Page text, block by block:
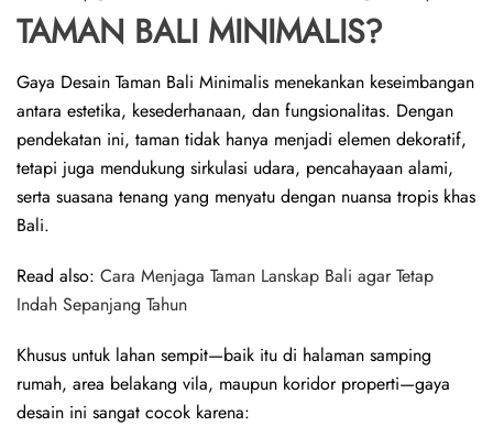
TAMAN BALI MINIMALIS?
Gaya Desain Taman Bali Minimalis menekankan keseimbangan
antara estetika, kesederhanaan, dan fungsionalitas. Dengan
pendekatan ini, taman tidak hanya menjadi elemen dekoratif,
tetapi juga mendukung sirkulasi udara, pencahayaan alami,
serta suasana tenang yang menyatu dengan nuansa tropis khas
Bali.
Read also: Cara Menjaga Taman Lanskap Bali agar Tetap
Indah Sepanjang Tahun
Khusus untuk lahan sempit—baik itu di halaman samping
rumah, area belakang vila, maupun koridor properti—gaya
desain ini sangat cocok karena: